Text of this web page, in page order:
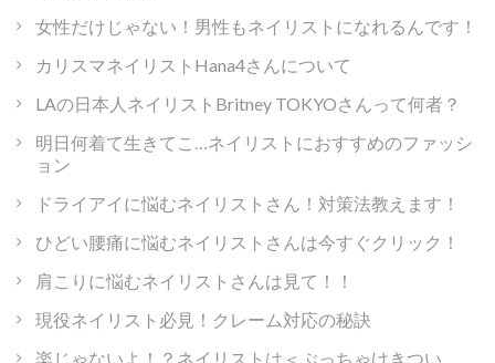
女性だけじゃない！男性もネイリストになれるんです！
カリスマネイリストHana4さんについて
LAの日本人ネイリストBritney TOKYOさんって何者？
明日何着て生きてこ…ネイリストにおすすめのファッシ
ョン
ドライアイに悩むネイリストさん！対策法教えます！
ひどい腰痛に悩むネイリストさんは今すぐクリック！
肩こりに悩むネイリストさんは見て！！
現役ネイリスト必見！クレーム対応の秘訣
楽じゃないよ！？ネイリストは＜ぶっちゃけきつい